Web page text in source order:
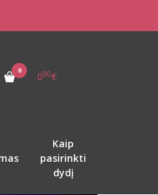
0 000€
Kaip
pasirinkti
dydį